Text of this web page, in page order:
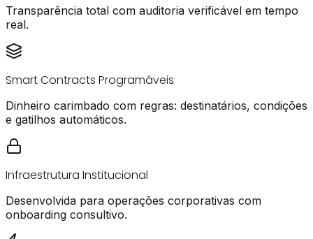
Transparência total com auditoria verificável em tempo
real.
Smart Contracts Programáveis
Dinheiro carimbado com regras: destinatários, condições
e gatilhos automáticos.
Infraestrutura Institucional
Desenvolvida para operações corporativas com
onboarding consultivo.